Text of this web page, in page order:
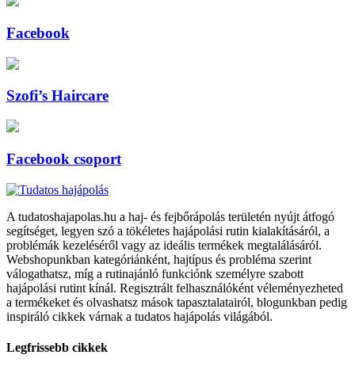
Facebook
Szofi’s Haircare
Facebook csoport
A tudatoshajapolas.hu a haj- és fejbőrápolás területén nyújt átfogó
segítséget, legyen szó a tökéletes hajápolási rutin kialakításáról, a
problémák kezeléséről vagy az ideális termékek megtalálásáról.
Webshopunkban kategóriánként, hajtípus és probléma szerint
válogathatsz, míg a rutinajánló funkciónk személyre szabott
hajápolási rutint kínál. Regisztrált felhasználóként véleményezheted
a termékeket és olvashatsz mások tapasztalatairól, blogunkban pedig
inspiráló cikkek várnak a tudatos hajápolás világából.
Legfrissebb cikkek